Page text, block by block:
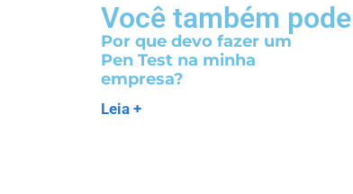
Você também
Por que devo fazer um
Pen Test na minha
empresa?
Leia +